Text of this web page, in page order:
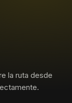
la ruta desde